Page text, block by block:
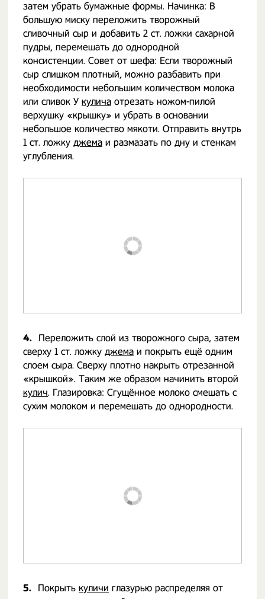
затем убрать бумажные формы. Начинка: В
большую миску переложить творожный
сливочный сыр и добавить 2 ст. ложки сахарной
пудры, перемешать до однородной
консистенции. Совет от шефа: Если творожный
сыр слишком плотный, можно разбавить при
необходимости небольшим количеством молока
или сливок У кулича отрезать ножом-пилой
верхушку «крышку» и убрать в основании
небольшое количество мякоти. Отправить внутрь
1 ст. ложку джема и размазать по дну и стенкам
углубления.
4.
Переложить слой из творожного сыра, затем
сверху 1 ст. ложку джема и покрыть ещё одним
слоем сыра. Сверху плотно накрыть отрезанной
«крышкой». Таким же образом начинить второй
кулич. Глазировка: Сгущённое молоко смешать с
сухим молоком и перемешать до однородности.
5. Покрыть куличи глазурью распределяя от